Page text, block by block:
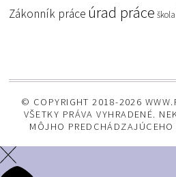
Zákonník práce úrad práce škola
© COPYRIGHT 2018-2026
VŠETKY PRÁVA VYHRADENÉ.
MÔJHO